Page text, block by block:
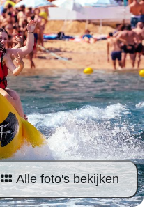
Alle foto's bekijken